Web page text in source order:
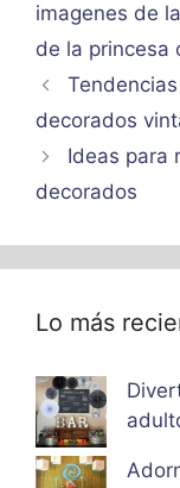
imagenes de
de la princesa
decorados
Ideas para
decorados
Lo más